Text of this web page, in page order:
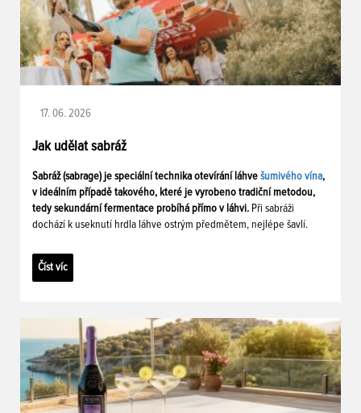
17. 06. 2026
Jak udělat sabráž
Sabráž (sabrage) je speciální technika otevírání láhve šumivého vína,
v ideálním případě takového, které je vyrobeno tradiční metodou,
tedy sekundární fermentace probíhá přímo v láhvi. Při sabráži
dochází k useknutí hrdla láhve ostrým předmětem, nejlépe šavlí.
Číst víc